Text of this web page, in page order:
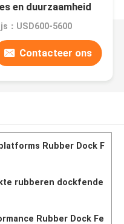
en duurzaamheid
：USD600-5600
Contacteer ons
Rubber Dock F
rubberen dockfende
Rubber Dock Fe